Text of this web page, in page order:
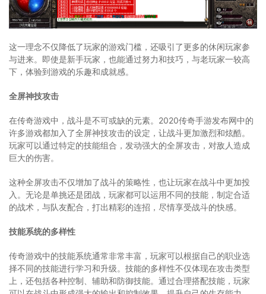
这一理念不仅降低了玩家的游戏门槛，还吸引了更多的休闲玩家参
与进来。即使是新手玩家，也能通过努力和技巧，与老玩家一较高
下，体验到游戏的乐趣和成就感。
全屏神技攻击
在传奇游戏中，战斗是不可或缺的元素。2020传奇手游发布网中的
许多游戏都加入了全屏神技攻击的设定，让战斗更加激烈和炫酷。
玩家可以通过特定的技能组合，发动强大的全屏攻击，对敌人造成
巨大的伤害。
这种全屏攻击不仅增加了战斗的策略性，也让玩家在战斗中更加投
入。无论是单挑还是团战，玩家都可以运用不同的技能，制定合适
的战术，与队友配合，打出精彩的连招，尽情享受战斗的快感。
技能系统的多样性
传奇游戏中的技能系统通常非常丰富，玩家可以根据自己的职业选
择不同的技能进行学习和升级。技能的多样性不仅体现在攻击类型
上，还包括各种控制、辅助和防御技能。通过合理搭配技能，玩家